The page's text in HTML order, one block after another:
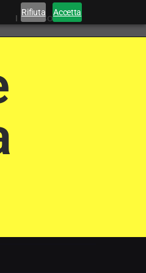
Rifiuta Accetta
Contatti